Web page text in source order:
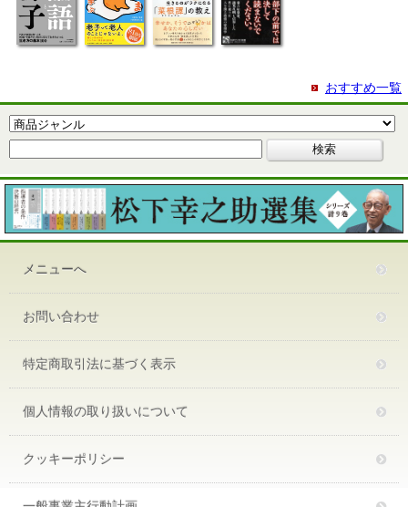
おすすめ一覧
メニューへ
お問い合わせ
特定商取引法に基づく表示
個人情報の取り扱いについて
クッキーポリシー